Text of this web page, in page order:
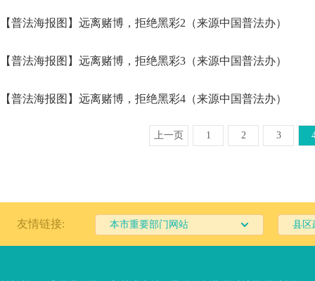
【普法海报图】远离赌博，拒绝黑彩2（来源中国普法办）
【普法海报图】远离赌博，拒绝黑彩3（来源中国普法办）
【普法海报图】远离赌博，拒绝黑彩4（来源中国普法办）
上一页 1 2 3
友情链接: 本市重要部门网站 县区